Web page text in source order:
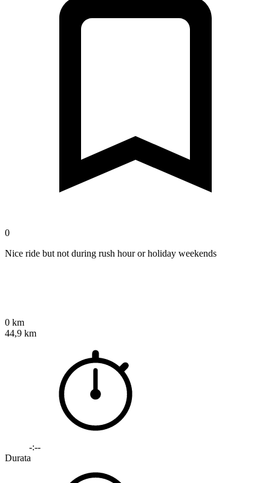
0
Nice ride but not during rush hour or holiday weekends
0 km
44,9 km
-:--
Durata